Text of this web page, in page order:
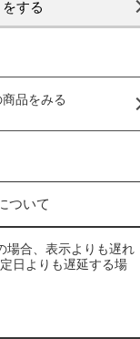
する
品をみる
ついて
場合、表示よりも遅れ
日よりも遅延する場